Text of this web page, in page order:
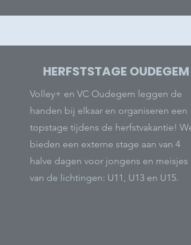
HERFSTSTAGE OUDEGEM
Volley+ en VC Oudegem leggen de
handen bij elkaar en organiseren een
topstage tijdens de herfstvakantie! We
bieden een externe stage aan van 4
halve dagen voor jongens en meisjes
van de lichtingen: U11, U13 en U15.